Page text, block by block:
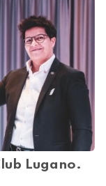
Lugano.